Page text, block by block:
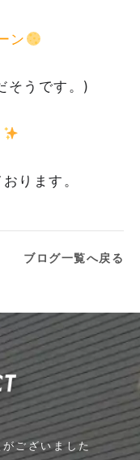
ン
そうです。)
ります。
ブログ一覧へ戻る
ございました